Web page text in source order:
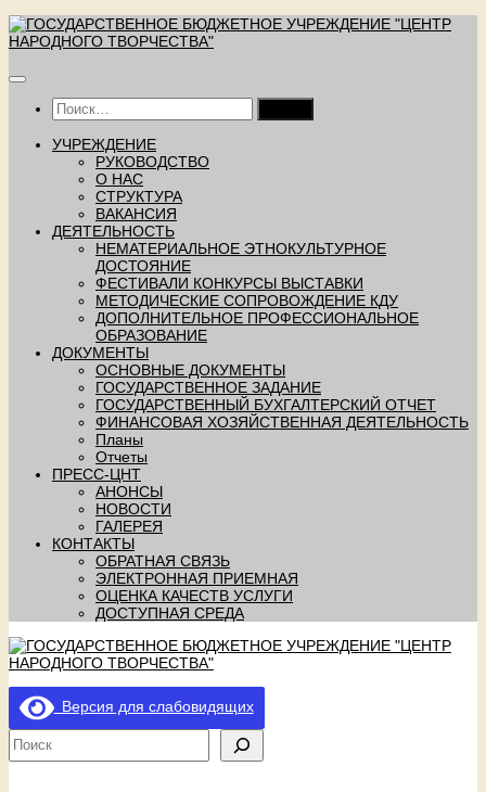
Перейти
к
Найти:
УЧРЕЖДЕНИЕ
РУКОВОДСТВО
О НАС
СТРУКТУРА
ВАКАНСИЯ
ДЕЯТЕЛЬНОСТЬ
НЕМАТЕРИАЛЬНОЕ ЭТНОКУЛЬТУРНОЕ
ДОСТОЯНИЕ
ФЕСТИВАЛИ КОНКУРСЫ ВЫСТАВКИ
МЕТОДИЧЕСКИЕ СОПРОВОЖДЕНИЕ КДУ
ДОПОЛНИТЕЛЬНОЕ ПРОФЕССИОНАЛЬНОЕ
ОБРАЗОВАНИЕ
ДОКУМЕНТЫ
ОСНОВНЫЕ ДОКУМЕНТЫ
ГОСУДАРСТВЕННОЕ ЗАДАНИЕ
ГОСУДАРСТВЕННЫЙ БУХГАЛТЕРСКИЙ ОТЧЕТ
ФИНАНСОВАЯ ХОЗЯЙСТВЕННАЯ ДЕЯТЕЛЬНОСТЬ
Планы
Отчеты
ПРЕСС-ЦНТ
АНОНСЫ
НОВОСТИ
ГАЛЕРЕЯ
КОНТАКТЫ
ОБРАТНАЯ СВЯЗЬ
ЭЛЕКТРОННАЯ ПРИЕМНАЯ
ОЦЕНКА КАЧЕСТВ УСЛУГИ
ДОСТУПНАЯ СРЕДА
Версия для слабовидящих